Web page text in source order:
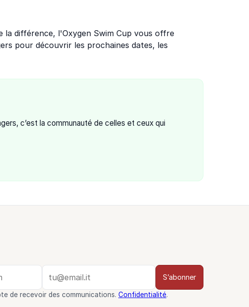
la différence, l'Oxygen Swim Cup vous offre
pour découvrir les prochaines dates, les
c’est la communauté de celles et ceux qui
S’abonner
de recevoir des communications. Confidentialité.